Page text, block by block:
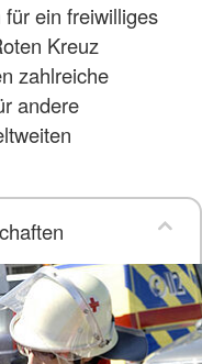
ein freiwilliges
Kreuz
zahlreiche
andere